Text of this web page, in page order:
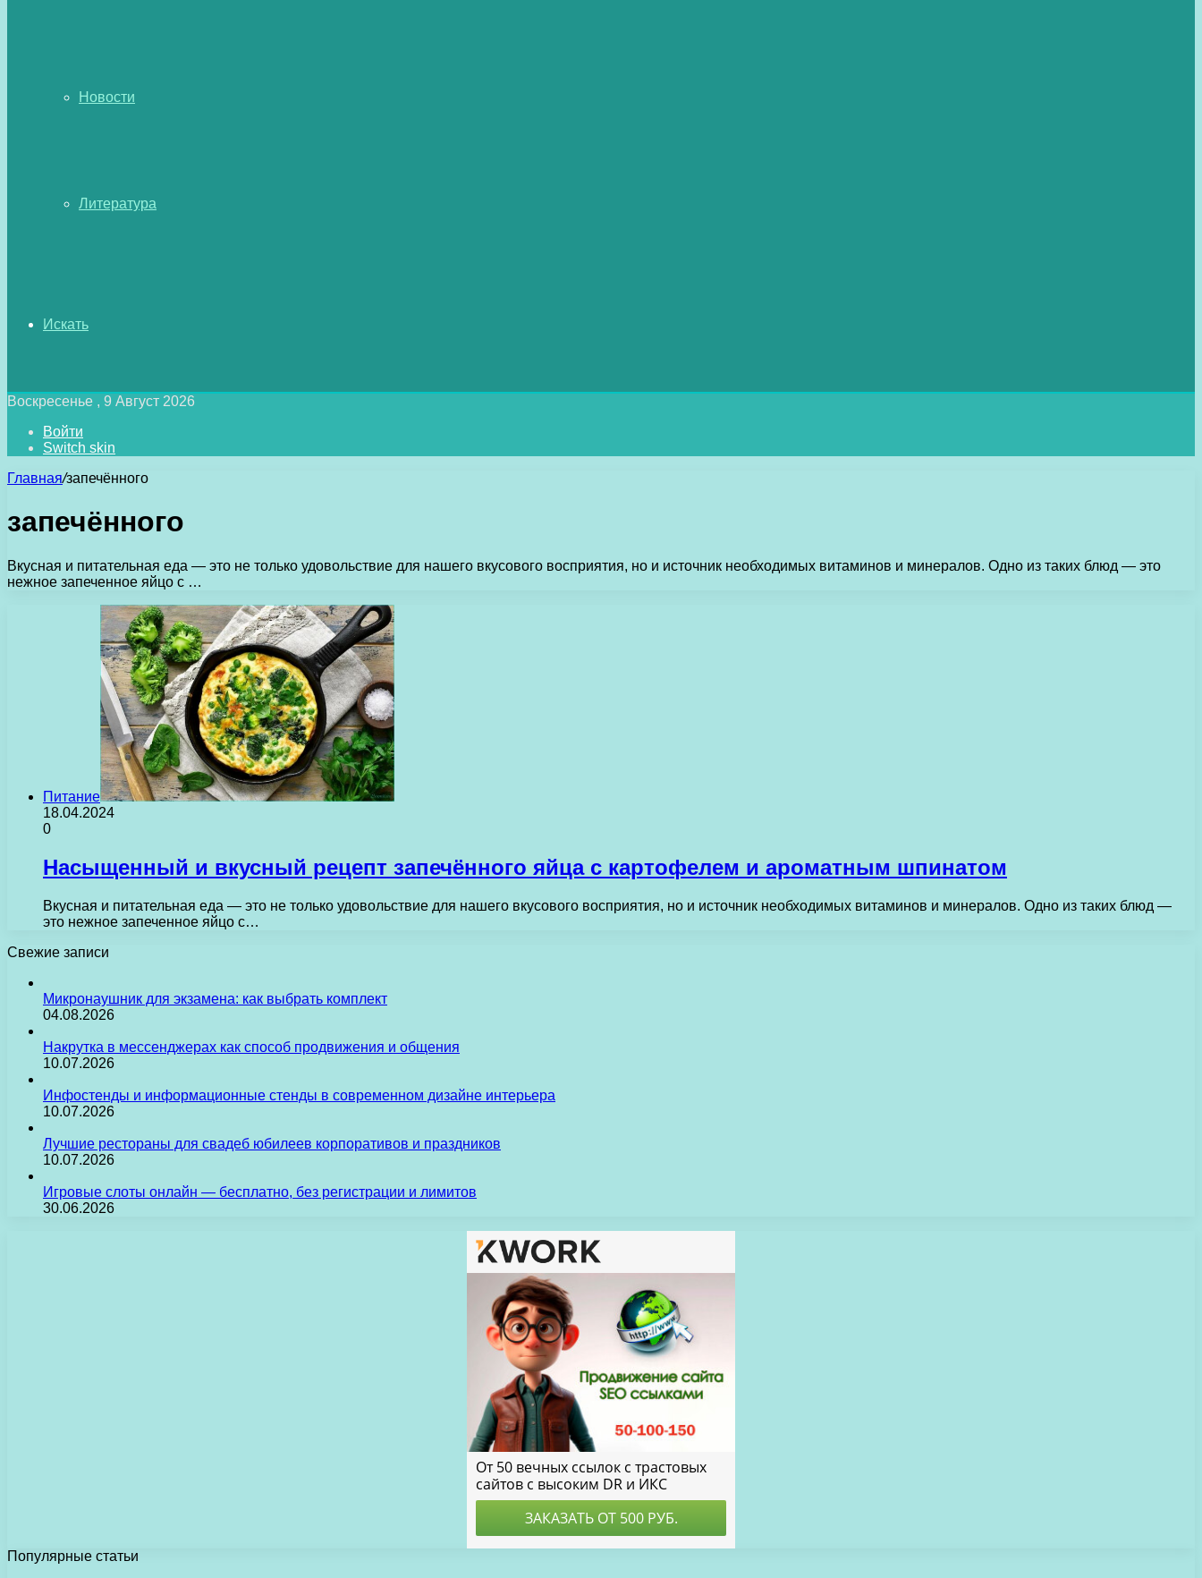
Новости
Литература
Искать
Воскресенье , 9 Август 2026
Войти
Switch skin
Главная/запечённого
запечённого
Вкусная и питательная еда — это не только удовольствие для нашего вкусового восприятия, но и источник необходимых витаминов и минералов. Одно из таких блюд — это
нежное запеченное яйцо с …
Питание
18.04.2024
0
Насыщенный и вкусный рецепт запечённого яйца с картофелем и ароматным шпинатом
Вкусная и питательная еда — это не только удовольствие для нашего вкусового восприятия, но и источник необходимых витаминов и минералов. Одно из таких блюд —
это нежное запеченное яйцо с…
Свежие записи
Микронаушник для экзамена: как выбрать комплект
04.08.2026
Накрутка в мессенджерах как способ продвижения и общения
10.07.2026
Инфостенды и информационные стенды в современном дизайне интерьера
10.07.2026
Лучшие рестораны для свадеб юбилеев корпоративов и праздников
10.07.2026
Игровые слоты онлайн — бесплатно, без регистрации и лимитов
30.06.2026
Популярные статьи